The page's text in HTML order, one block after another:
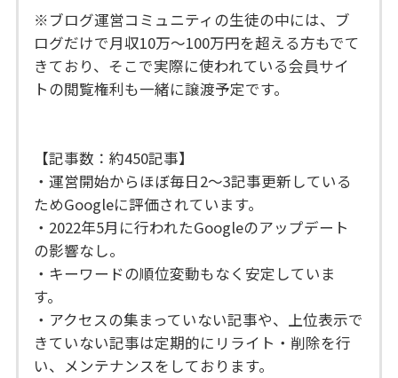
※ブログ運営コミュニティの生徒の中には、ブ
ログだけで月収10万〜100万円を超える方もでて
きており、そこで実際に使われている会員サイ
トの閲覧権利も一緒に譲渡予定です。
【記事数：約450記事】
・運営開始からほぼ毎日2〜3記事更新している
ためGoogleに評価されています。
・2022年5月に行われたGoogleのアップデート
の影響なし。
・キーワードの順位変動もなく安定していま
す。
・アクセスの集まっていない記事や、上位表示で
きていない記事は定期的にリライト・削除を行
い、メンテナンスをしております。